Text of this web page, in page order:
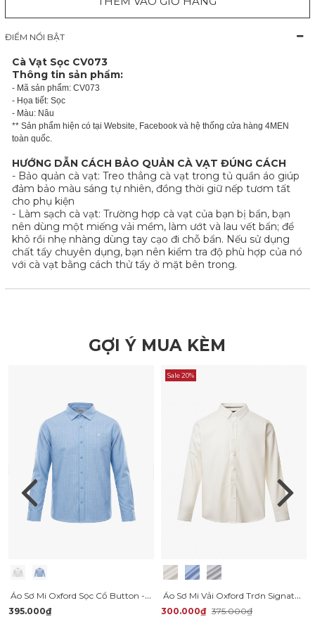
ĐIỂM NỔI BẬT
Cà Vạt Sọc CV073
Thông tin sản phẩm:
- Mã sản phẩm: CV073
- Họa tiết: Sọc
- Màu: Nâu
** Sản phẩm hiện có tại Website, Facebook và hệ thống cửa hàng 4MEN
toàn quốc.
HƯỚNG DẪN CÁCH BẢO QUẢN CÀ VẠT ĐÚNG CÁCH
- Bảo quản cà vạt: Treo thẳng cà vạt trong tủ quần áo giúp
đảm bảo màu sáng tự nhiên, đồng thời giữ nếp tươm tất
cho phụ kiện
- Làm sạch cà vạt: Trường hợp cà vạt của bạn bị bẩn, bạn
nên dùng một miếng vải mềm, làm ướt và lau vết bẩn; để
khô rồi nhẹ nhàng dùng tay cạo đi chỗ bẩn. Nếu sử dụng
chất tẩy chuyên dụng, bạn nên kiểm tra độ phù hợp của nó
với cà vạt bằng cách thử tẩy ở mặt bên trong.
GỢI Ý MUA KÈM
Áo Sơ Mi Oxford Sọc Cổ Button - Down Form Regular SM207
395.000₫
Sale 20%
Áo Sơ Mi Vải Oxford Trơn Signature Form Regular SM157
300.000₫ 375.000₫